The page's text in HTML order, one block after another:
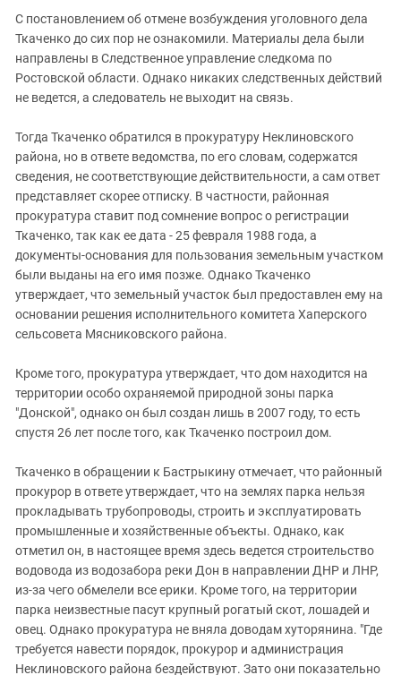
С постановлением об отмене возбуждения уголовного дела
Ткаченко до сих пор не ознакомили. Материалы дела были
направлены в Следственное управление следкома по
Ростовской области. Однако никаких следственных действий
не ведется, а следователь не выходит на связь.
Тогда Ткаченко обратился в прокуратуру Неклиновского
района, но в ответе ведомства, по его словам, содержатся
сведения, не соответствующие действительности, а сам ответ
представляет скорее отписку. В частности, районная
прокуратура ставит под сомнение вопрос о регистрации
Ткаченко, так как ее дата - 25 февраля 1988 года, а
документы-основания для пользования земельным участком
были выданы на его имя позже. Однако Ткаченко
утверждает, что земельный участок был предоставлен ему на
основании решения исполнительного комитета Хаперского
сельсовета Мясниковского района.
Кроме того, прокуратура утверждает, что дом находится на
территории особо охраняемой природной зоны парка
"Донской", однако он был создан лишь в 2007 году, то есть
спустя 26 лет после того, как Ткаченко построил дом.
Ткаченко в обращении к Бастрыкину отмечает, что районный
прокурор в ответе утверждает, что на землях парка нельзя
прокладывать трубопроводы, строить и эксплуатировать
промышленные и хозяйственные объекты. Однако, как
отметил он, в настоящее время здесь ведется строительство
водовода из водозабора реки Дон в направлении ДНР и ЛНР,
из-за чего обмелели все ерики. Кроме того, на территории
парка неизвестные пасут крупный рогатый скот, лошадей и
овец. Однако прокуратура не вняла доводам хуторянина. "Где
требуется навести порядок, прокурор и администрация
Неклиновского района бездействуют. Зато они показательно